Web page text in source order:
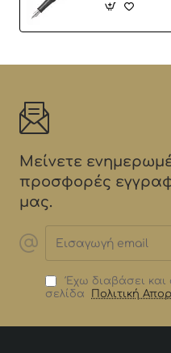
Μείνετε
προσφορές
μας.
email
Έχω διαβάσει και
σελίδα
Πολιτική